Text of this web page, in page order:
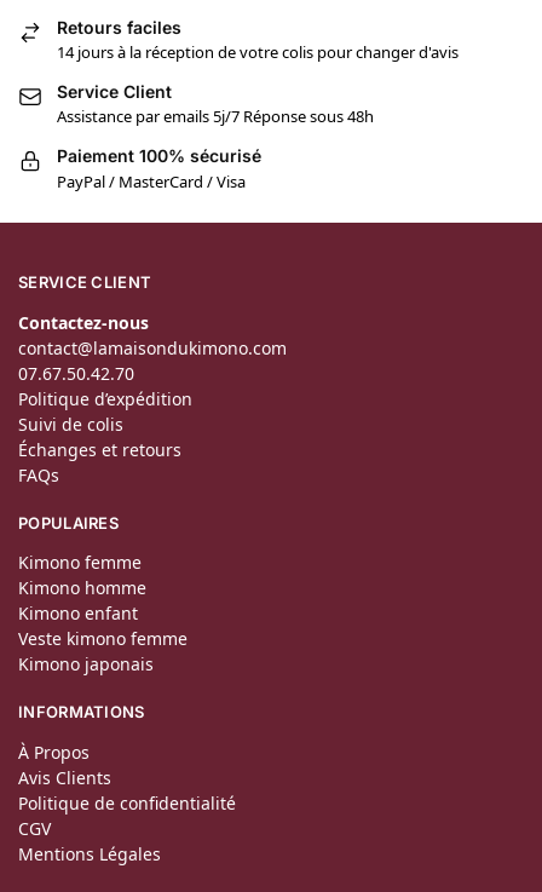
Retours faciles
14 jours à la réception de votre colis pour changer d'avis
Service Client
Assistance par emails 5j/7 Réponse sous 48h
Paiement 100% sécurisé
PayPal / MasterCard / Visa
SERVICE CLIENT
Contactez-nous
contact@lamaisondukimono.com
07.67.50.42.70
Politique d’expédition
Suivi de colis
Échanges et retours
FAQs
POPULAIRES
Kimono femme
Kimono homme
Kimono enfant
Veste kimono femme
Kimono japonais
INFORMATIONS
À Propos
Avis Clients
Politique de confidentialité
CGV
Mentions Légales